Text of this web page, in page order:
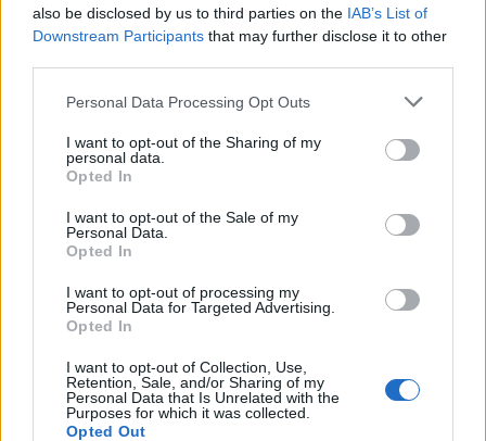
also be disclosed by us to third parties on the IAB’s List of
Downstream Participants that may further disclose it to other
Please note that this website/app uses one or more Google
not limited to your visit or usage behaviour. You may click to
grant or deny consent to Google and its third-party tags to
use your data for below specified purposes in below Google
consent section.
Personal Data Processing Opt Outs
I want to opt-out of the Sharing of my
personal data.
Opted In
I want to opt-out of the Sale of my
Personal Data.
Opted In
I want to opt-out of processing my
Personal Data for Targeted Advertising.
Opted In
I want to opt-out of Collection, Use,
Retention, Sale, and/or Sharing of my
Personal Data that Is Unrelated with the
Purposes for which it was collected.
Opted Out
TEMI: Cinema Olbia
Notizie Olbia
Entra nel canale telegram di
Inviaci le tue segnalazioni,
i tuoi video e le tue foto
345 356 7512